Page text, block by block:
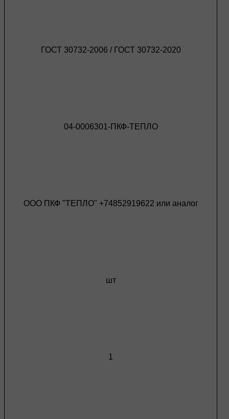
ГОСТ 30732-2006 / ГОСТ 30732-2020
04-0006301-ПКФ-ТЕПЛО
ООО ПКФ "ТЕПЛО" +74852919622 или аналог
шт
1